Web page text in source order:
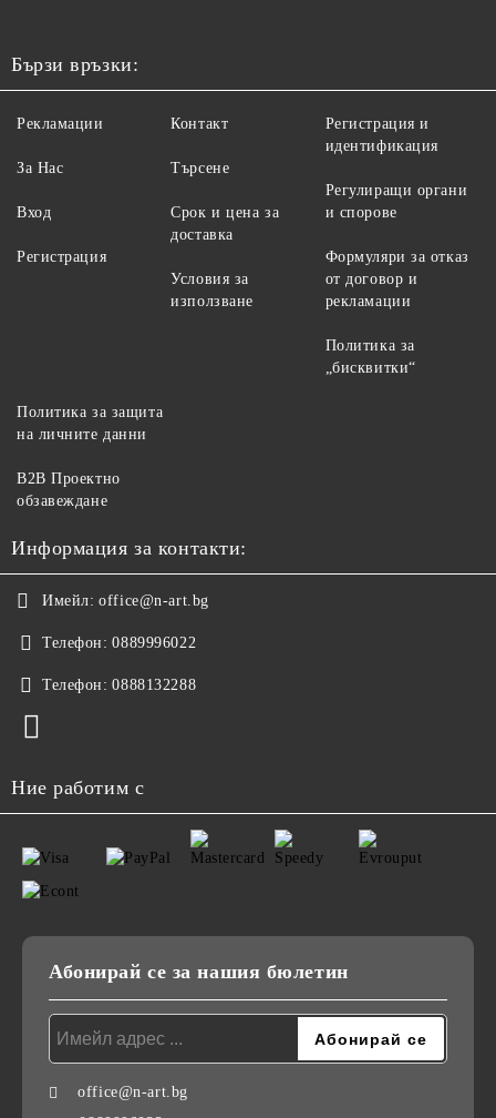
Бързи връзки:
Рекламации
За Нас
Вход
Регистрация
Контакт
Търсене
Срок и цена за
доставка
Условия за
използване
Регистрация и
идентификация
Регулиращи органи
и спорове
Формуляри за отказ
от договор и
рекламации
Политика за
„бисквитки“
Политика за защита
на личните данни
B2B Проектно
обзавеждане
Информация за контакти:
Имейл: office@n-art.bg
Телефон: 0889996022
Телефон: 0888132288
Ние работим с
Абонирай се за нашия бюлетин
office@n-art.bg